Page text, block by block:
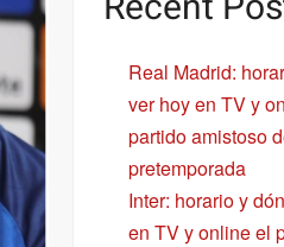
Real Madrid:
ver hoy en TV y
partido amistoso
pretemporada
Inter: horario y
en TV y online el